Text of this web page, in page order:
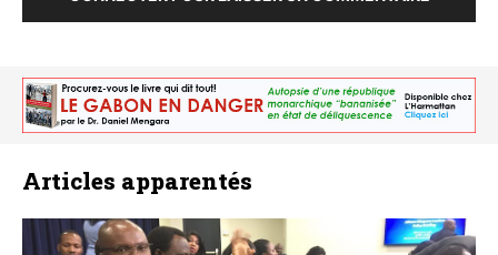
Articles apparentés